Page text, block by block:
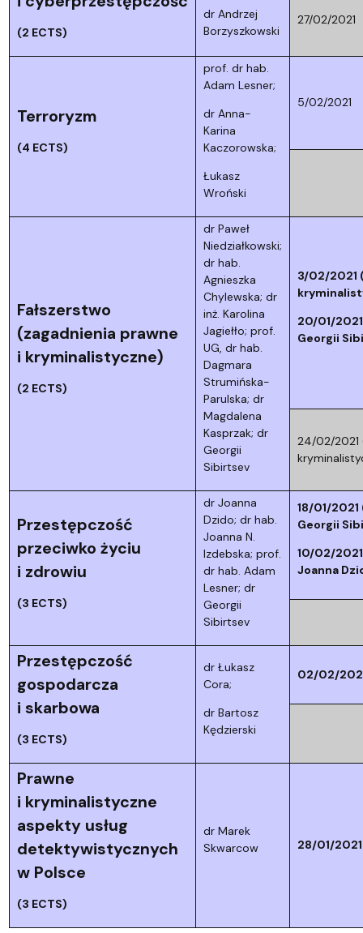
(2 ECTS)
dr Andrzej
Borzyszkowski
27/02/2021
Terroryzm
(4 ECTS)
prof. dr hab.
Adam Lesner;
dr Anna-
Karina
Kaczorowska;
Łukasz
Wroński
5/02/2021
Fałszerstwo
(zagadnienia prawne
i kryminalistyczne)
(2 ECTS)
dr Paweł
Niedziałkowski;
dr hab.
Agnieszka
Chylewska; dr
inż. Karolina
Jagiełło; prof.
UG, dr hab.
Dagmara
Strumińska-
Parulska; dr
Magdalena
Kasprzak; dr
Georgii
Sibirtsev
3/02/2021
20/01/
Georgii
24/02/2021
Przestępczość
przeciwko życiu
i zdrowiu
(3 ECTS)
dr Joanna
Dzido; dr hab.
Joanna N.
Izdebska; prof.
dr hab. Adam
Lesner; dr
Georgii
Sibirtsev
18/01/2021
Georgii
10/02/
Joanna
Przestępczość
gospodarcza
i skarbowa
(3 ECTS)
dr Łukasz
Cora;
dr Bartosz
Kędzierski
02/02/
Prawne
i kryminalistyczne
aspekty usług
detektywistycznych
w Polsce
(3 ECTS)
dr Marek
Skwarcow
28/01/2021